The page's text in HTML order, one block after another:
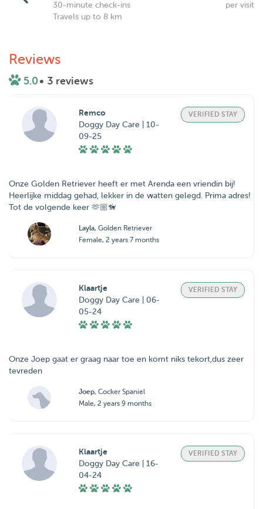
30-minute check-ins
per visit
Travels up to 8 km
Reviews
5.0• 3 reviews
Remco
Doggy Day Care | 10-
09-25
VERIFIED STAY
Onze Golden Retriever heeft er met Arenda een vriendin bij!
Heerlijke middag gehad, lekker in de watten gelegd. Prima adres!
Tot de volgende keer 🫶🏼🦮
Layla, Golden Retriever
Female, 2 years 7 months
Klaartje
Doggy Day Care | 06-
05-24
VERIFIED STAY
Onze Joep gaat er graag naar toe en komt niks tekort,dus zeer
tevreden
Joep, Cocker Spaniel
Male, 2 years 9 months
Klaartje
Doggy Day Care | 16-
04-24
VERIFIED STAY